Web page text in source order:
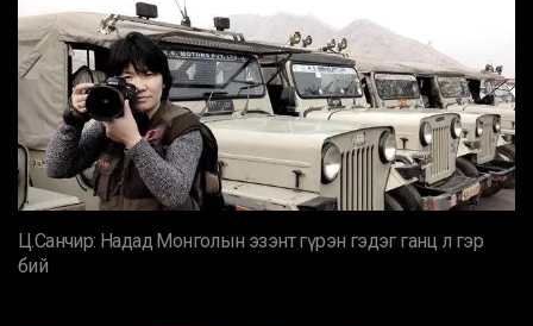
Ц.Санчир: Надад Монголын эзэнт гүрэн гэдэг ганц л гэр
бий